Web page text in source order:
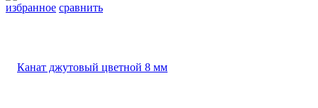
избранное сравнить